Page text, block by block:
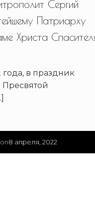
Сергий
Патриарху
Христа
в праздник
on8 апреля, 2022